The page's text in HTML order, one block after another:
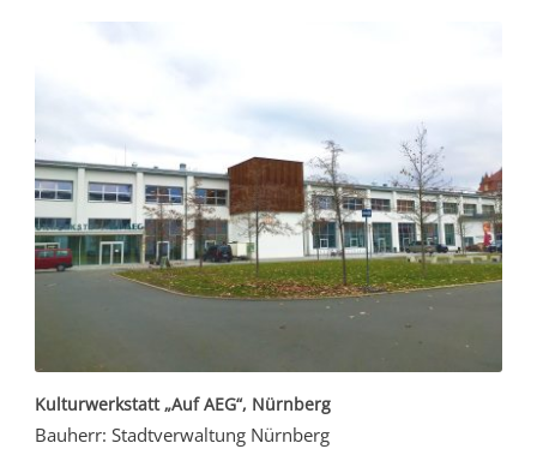
Kulturwerkstatt „Auf AEG“, Nürnberg
Bauherr: Stadtverwaltung Nürnberg